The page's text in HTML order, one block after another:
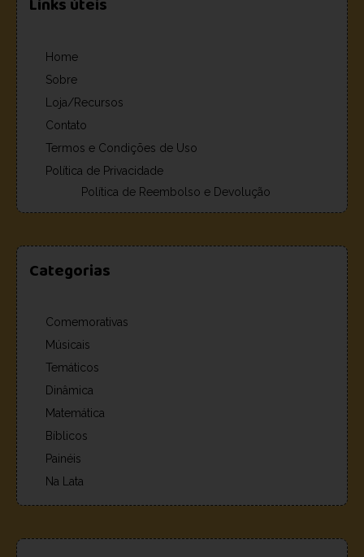
Home
Sobre
Loja/Recursos
Contato
Termos e Condições de Uso
Política de Privacidade
Política de Reembolso e Devolução
Categorias
Comemorativas
Músicais
Temáticos
Dinâmica
Matemática
Bíblicos
Painéis
Na Lata